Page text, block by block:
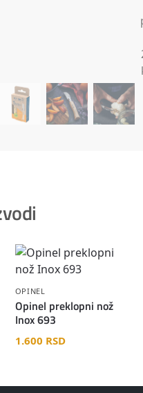
OPINEL
Opinel preklopni nož
Inox 693
1.600 RSD